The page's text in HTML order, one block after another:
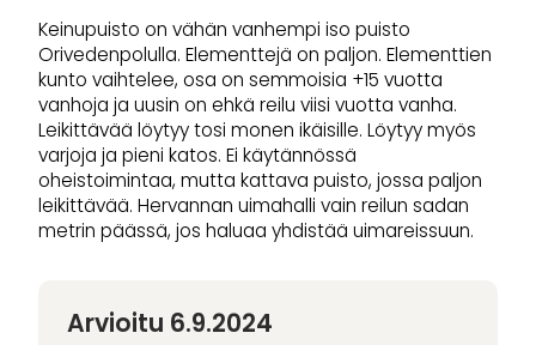
Keinupuisto on vähän vanhempi iso puisto
Orivedenpolulla. Elementtejä on paljon. Elementtien
kunto vaihtelee, osa on semmoisia +15 vuotta
vanhoja ja uusin on ehkä reilu viisi vuotta vanha.
Leikittävää löytyy tosi monen ikäisille. Löytyy myös
varjoja ja pieni katos. Ei käytännössä
oheistoimintaa, mutta kattava puisto, jossa paljon
leikittävää. Hervannan uimahalli vain reilun sadan
metrin päässä, jos haluaa yhdistää uimareissuun.
Arvioitu 6.9.2024